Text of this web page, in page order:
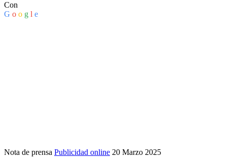
Con
G o o g l e
Nota de prensa Publicidad online 20 Marzo 2025